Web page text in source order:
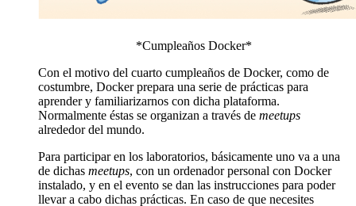
*Cumpleaños Docker*
Con el motivo del cuarto cumpleaños de Docker, como de
costumbre, Docker prepara una serie de prácticas para
aprender y familiarizarnos con dicha plataforma.
Normalmente éstas se organizan a través de meetups
alrededor del mundo.
Para participar en los laboratorios, básicamente uno va a una
de dichas meetups, con un ordenador personal con Docker
instalado, y en el evento se dan las instrucciones para poder
llevar a cabo dichas prácticas. En caso de que necesites